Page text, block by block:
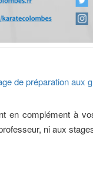
de préparation aux
en complément à
ni aux